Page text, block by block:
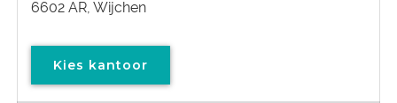
6602 AR, Wijchen
Kies kantoor